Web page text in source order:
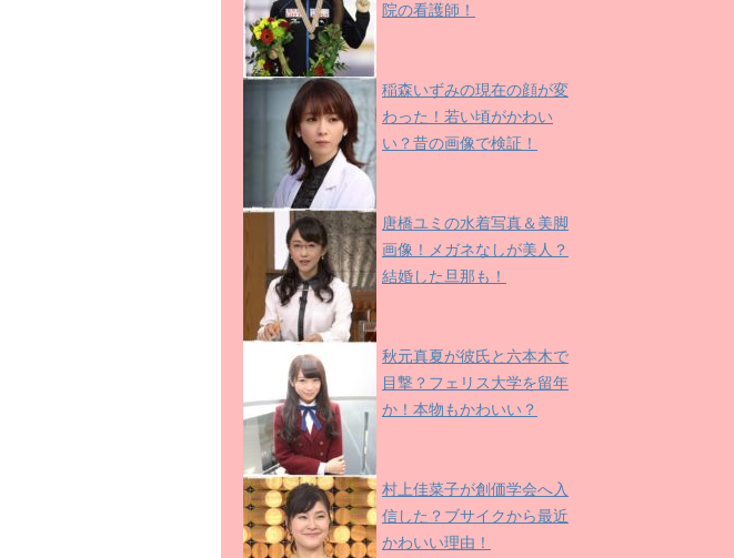
院の看護師！
稲森いずみの現在の顔が変
わった！若い頃がかわい
い？昔の画像で検証！
唐橋ユミの水着写真＆美脚
画像！メガネなしが美人？
結婚した旦那も！
秋元真夏が彼氏と六本木で
目撃？フェリス大学を留年
か！本物もかわいい？
村上佳菜子が創価学会へ入
信した？ブサイクから最近
かわいい理由！